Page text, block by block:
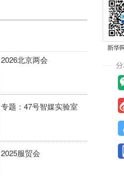
2026北京两会
专题：47号智媒实验室
2025服贸会